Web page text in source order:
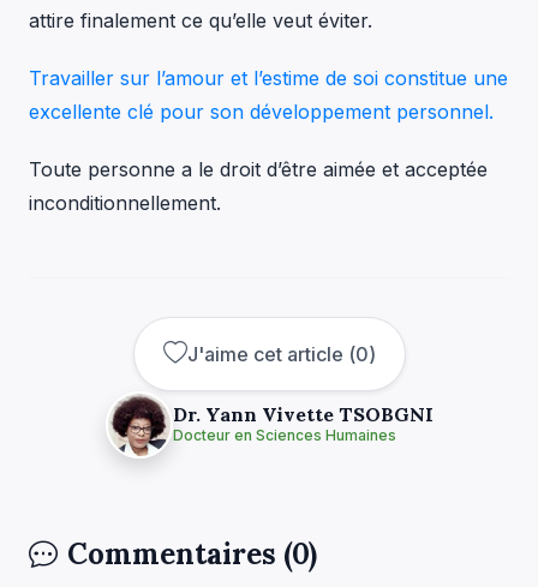
attire finalement ce qu’elle veut éviter.
Travailler sur l’amour et l’estime de soi constitue une
excellente clé pour son développement personnel.
Toute personne a le droit d’être aimée et acceptée
inconditionnellement.
J'aime cet article (0)
Dr. Yann Vivette TSOBGNI
Docteur en Sciences Humaines
Commentaires (0)